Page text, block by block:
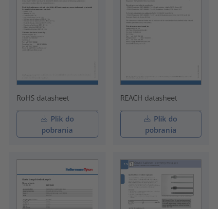
RoHS datasheet
Plik do
pobrania
REACH datasheet
Plik do
pobrania